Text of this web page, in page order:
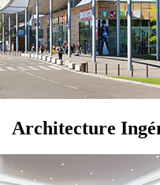
Architecture